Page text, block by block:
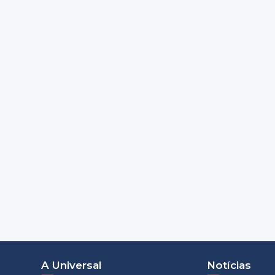
A Universal Notícias